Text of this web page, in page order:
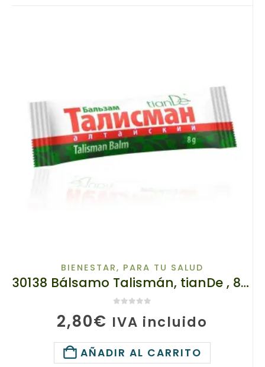
BIENESTAR, PARA TU SALUD
30138 Bálsamo Talismán, tianDe , 8g, – Calma para tu piel irritada tras picaduras de insectos
2,80€ IVA incluido
AÑADIR AL CARRITO